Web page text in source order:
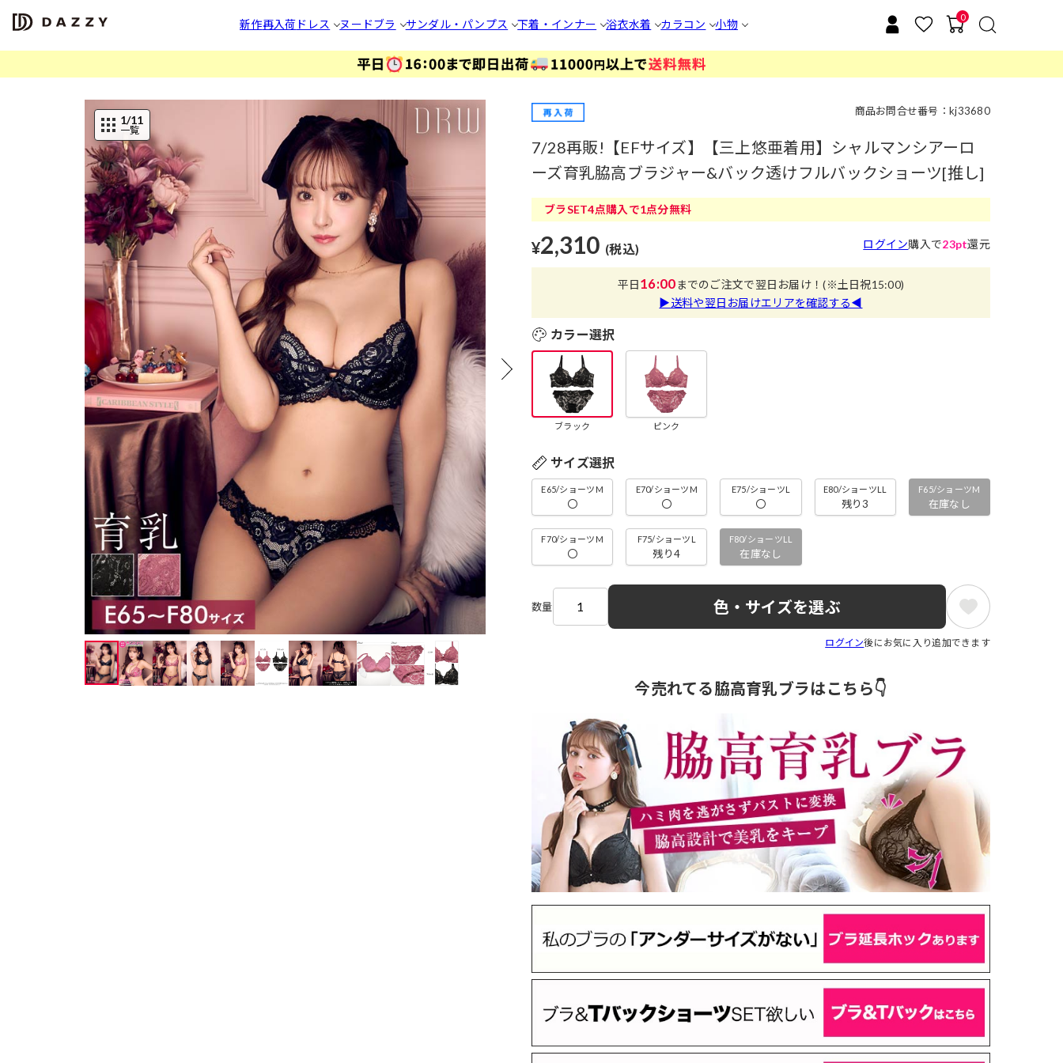
新作再入荷 ドレス ヌードブラ サンダル・パンプス 下着・インナー 浴衣水着 カラコン 小物
0
1/11
一覧
商品お問合せ番号：kj33680
7/28再販!【EFサイズ】【三上悠亜着用】シャルマンシアーロ
ーズ育乳脇高ブラジャー&バック透けフルバックショーツ[推し]
ブラSET4点購入で1点分無料
¥2,310 (税込) ログイン購入で23pt還元
平日16:00までのご注文で翌日お届け！(※土日祝15:00)
▶送料や翌日お届けエリアを確認する◀
カラー選択
ブラック ピンク
サイズ選択
E65/ショーツM
〇
E70/ショーツM
〇
E75/ショーツL
〇
E80/ショーツLL
残り3
F65/ショーツM
在庫なし
F70/ショーツM
〇
F75/ショーツL
残り4
F80/ショーツLL
在庫なし
数量 色・サイズを選ぶ
ログイン後にお気に入り追加できます
今売れてる脇高育乳ブラはこちら👇